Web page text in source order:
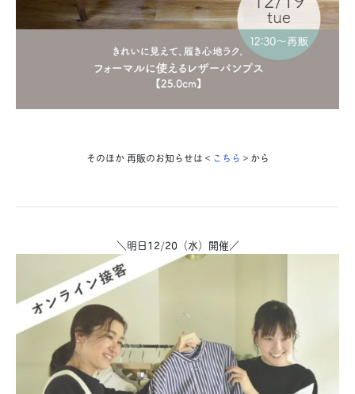
そのほか 再販のお知らせは＜ こちら ＞から
＼明日12/20（水）開催／